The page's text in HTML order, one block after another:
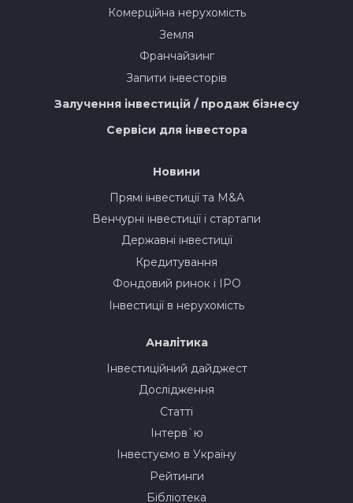
Комерційна нерухомість
Земля
Франчайзинг
Запити інвесторів
Залучення інвестицій / продаж бізнесу
Сервіси для інвестора
Новини
Прямі інвестиції та M&A
Венчурні інвестиції і стартапи
Державні інвестиції
Кредитування
Фондовий ринок і IPO
Інвестиції в нерухомість
Аналітика
Інвестиційний дайджест
Дослідження
Статті
Інтерв`ю
Інвестуємо в Україну
Рейтинги
Бібліотека